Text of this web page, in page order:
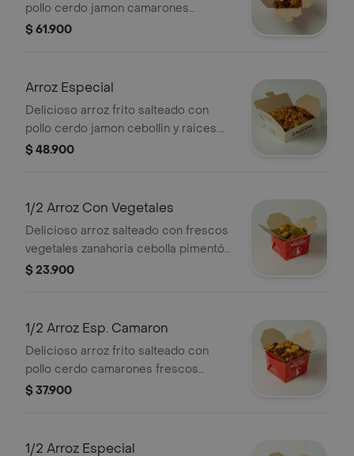
pollo cerdo jamon camarones
frescos cebollin y raices. (sugerido
$ 61.900
Arroz Especial
Delicioso arroz frito salteado con
pollo cerdo jamon cebollin y raices.
(sugerido para 2)
$ 48.900
1/2 Arroz Con Vegetales
Delicioso arroz salteado con frescos
vegetales zanahoria cebolla pimentón
champiñones mazorquita china
$ 23.900
1/2 Arroz Esp. Camaron
Delicioso arroz frito salteado con
pollo cerdo camarones frescos
cebollin y raices. (sugerido para 1)
$ 37.900
1/2 Arroz Especial